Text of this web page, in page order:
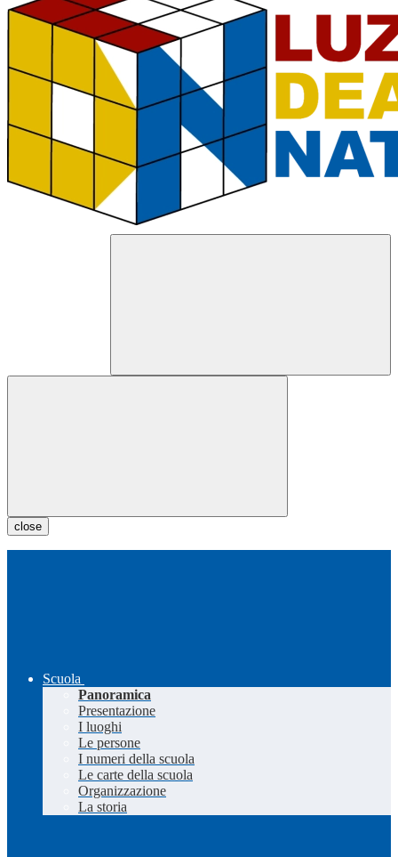
close
Scuola
Panoramica
Presentazione
I luoghi
Le persone
I numeri della scuola
Le carte della scuola
Organizzazione
La storia